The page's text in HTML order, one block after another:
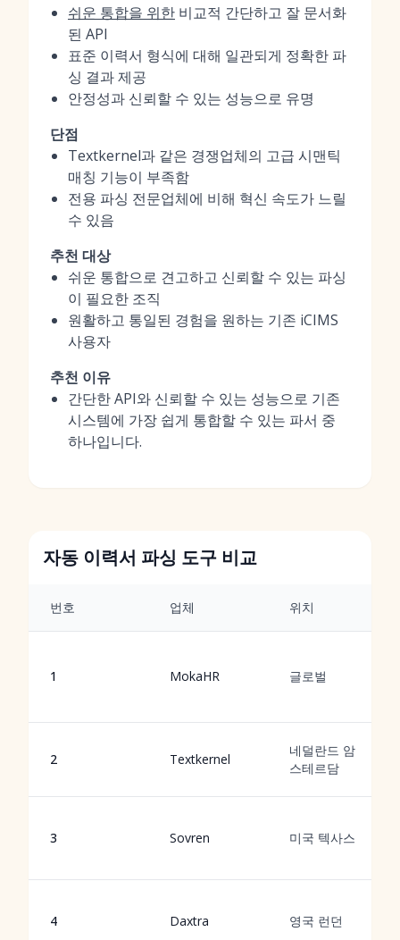
쉬운 통합을 위한 비교적 간단하고 잘 문서화
된 API
표준 이력서 형식에 대해 일관되게 정확한 파
싱 결과 제공
안정성과 신뢰할 수 있는 성능으로 유명
단점
Textkernel과 같은 경쟁업체의 고급 시맨틱
매칭 기능이 부족함
전용 파싱 전문업체에 비해 혁신 속도가 느릴
수 있음
추천 대상
쉬운 통합으로 견고하고 신뢰할 수 있는 파싱
이 필요한 조직
원활하고 통일된 경험을 원하는 기존 iCIMS
사용자
추천 이유
간단한 API와 신뢰할 수 있는 성능으로 기존
시스템에 가장 쉽게 통합할 수 있는 파서 중
하나입니다.
자동 이력서 파싱 도구 비교
번호 업체 위치
1 MokaHR 글로벌
2 Textkernel
네덜란드 암
스테르담
3 Sovren 미국 텍사스
4 Daxtra 영국 런던